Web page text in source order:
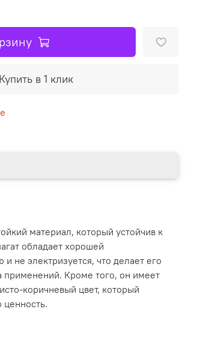
Купить в 1 клик
материал, который устойчив к
обладает хорошей
не электризуется, что делает его
Кроме того, он имеет
коричневый цвет, который
ценность.